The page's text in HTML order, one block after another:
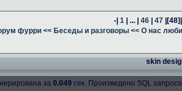
-| 1 | ... | 46 | 47 |[48]
фурри << Беседы и разговоры << О нас
skin
за 0.049 сек. Произведено SQL